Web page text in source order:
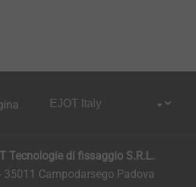
Tecnologie di fissaggio S.R.L.
35011 Campodarsego Padova